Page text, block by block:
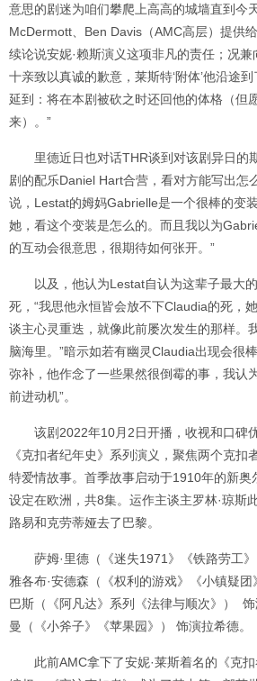
意思的剧迷为咱们攀爬上高高的城墙直到今
McDermott、Ben Davis（AMC高层）提供
续论说安妮·赖斯演义这项非凡的责任；况兼
十亲致以真诚的歉意，莱斯特‘附体’他沿途
延到：将在本剧被砍之时还回他的体格（但
来）。”
里德近日也对话THR谈到对该剧异日的
剧的配乐Daniel Hart合营，看对方能写出怎
说，Lestat的姆妈Gabrielle是一个很棒的变
她，看这个变装是怎么的。而且我以为
的互动会很意思，很期待如何张开。”
以及，他认为Lestat自认为这辈子最大的
死，“我思他永恒皆会放不下Claudia的死，
谈主心灵重迭，就像此前屡次发生的那样。
脑海里。”暗示如若有幽灵Claudia出现会很
弥补，他作念了一些果然很倒霉的事，我认
前进动机”。
该剧2022年10月2日开播，收视和口碑优
《克扣者纪年史》系列演义，聚焦两个克扣
特爱情故事。首季故事启动于1910年的新奥
设定在欧洲，共8集。运作主谈主罗林·琼斯
路易和克劳蒂娅去了巴黎。
萨姆·里德（《迷失1971》《铁路劳工》
雅各布·安德森（《权利的游戏》《小镇疑团
巴斯（《阿凡达》系列《法律与顺次》）
曼（《小斧子》《苹果园》） 饰演拉希德。
此前AMC拿下了安妮·莱斯着名的《克扣